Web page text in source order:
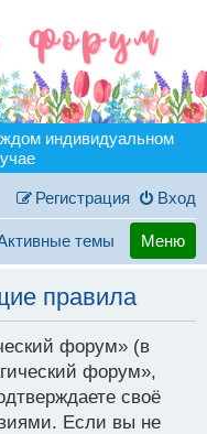
индивидуальном
Вход
Регистрация
темы Меню
правила
форум» (в
форум»,
своё
Если вы не